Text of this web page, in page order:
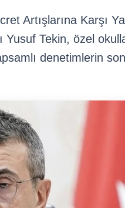
Artışlarına Karşı
Yusuf Tekin, özel
denetimlerin